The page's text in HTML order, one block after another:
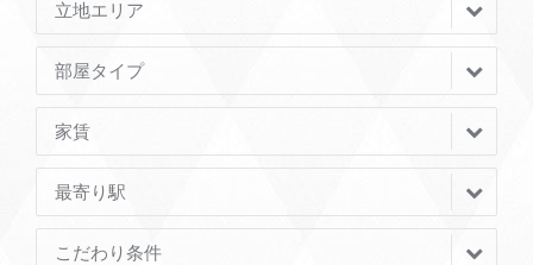
立地エリア
部屋タイプ
家賃
最寄り駅
こだわり条件